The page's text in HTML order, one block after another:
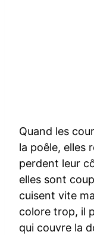
Quand les
la poêle, elles
perdent leur
elles sont
cuisent vite
colore trop, il
qui couvre la